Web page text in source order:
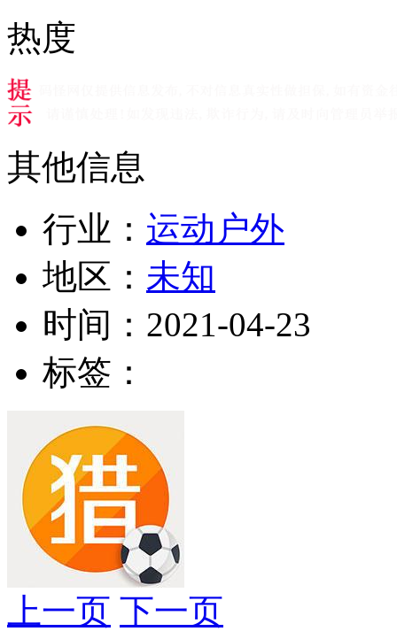
热度
其他信息
行业： 运动户外
地区： 未知
时间： 2021-04-23
标签：
上一页 下一页